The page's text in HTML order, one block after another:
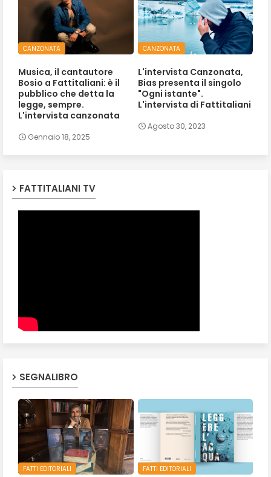
CANZONATA
Musica, il cantautore
Bosio a Fattitaliani: è il
pubblico che detta la
legge, sempre.
L'intervista canzonata
Gennaio 18, 2025
CANZONATA
L'intervista Canzonata,
Bias presenta il singolo
"Ogni istante".
L'intervista di Fattitaliani
Agosto 30, 2023
FATTITALIANI TV
SEGNALIBRO
FATTI EDITORIALI FATTI EDITORIALI